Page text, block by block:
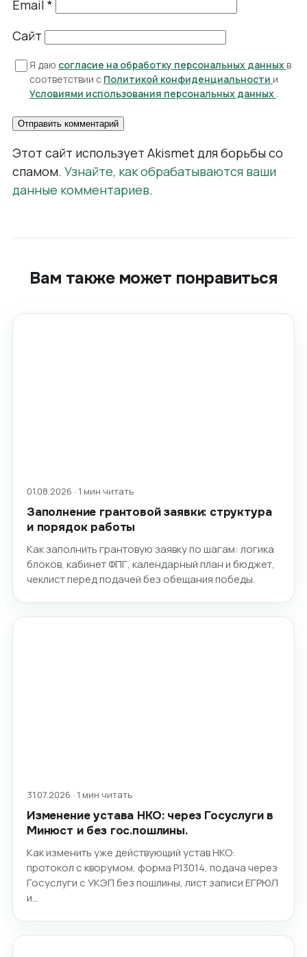
Email *
Сайт
Я даю согласие на обработку персональных данных в
соответствии с Политикой конфиденциальности и
Условиями использования персональных данных .
Этот сайт использует Akismet для борьбы со
спамом. Узнайте, как обрабатываются ваши
данные комментариев.
Вам также может понравиться
01.08.2026 · 1 мин читать
Заполнение грантовой заявки: структура
и порядок работы
Как заполнить грантовую заявку по шагам: логика
блоков, кабинет ФПГ, календарный план и бюджет,
чеклист перед подачей без обещания победы.
31.07.2026 · 1 мин читать
Изменение устава НКО: через Госуслуги в
Минюст и без гос.пошлины.
Как изменить уже действующий устав НКО:
протокол с кворумом, форма Р13014, подача через
Госуслуги с УКЭП без пошлины, лист записи ЕГРЮЛ
и…